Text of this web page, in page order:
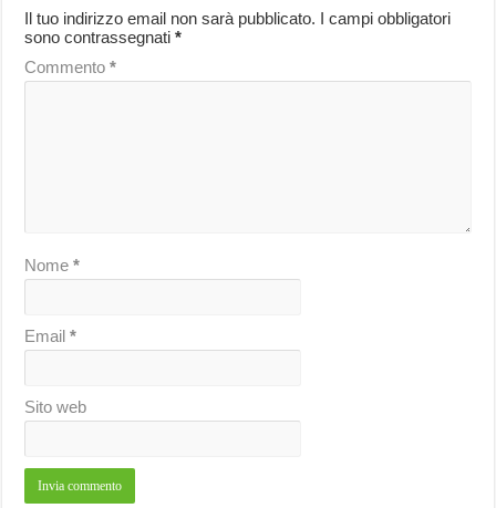
Il tuo indirizzo email non sarà pubblicato. I campi obbligatori
sono contrassegnati*
Commento*
Nome*
Email*
Sito web